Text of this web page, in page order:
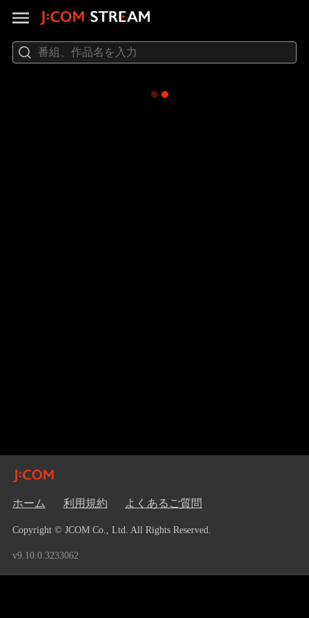
ホーム 利用規約 よくあるご質問
Copyright © JCOM Co., Ltd. All Rights Reserved.
v9.10.0.3233062